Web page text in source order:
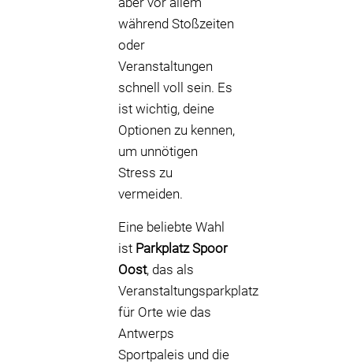
während Stoßzeiten
oder
Veranstaltungen
schnell voll sein. Es
ist wichtig, deine
Optionen zu kennen,
um unnötigen
Stress zu
vermeiden.
Eine beliebte Wahl
ist Parkplatz Spoor
Oost, das als
Veranstaltungsparkplatz
für Orte wie das
Antwerps
Sportpaleis und die